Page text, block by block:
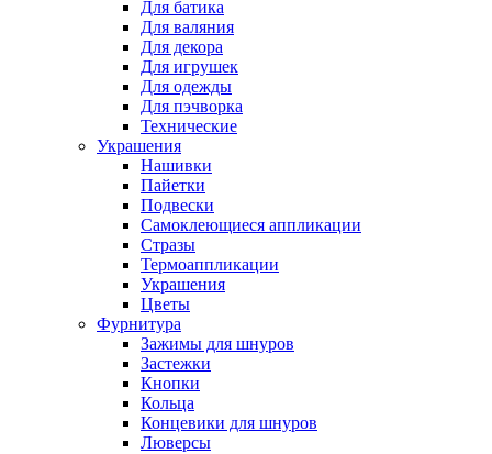
Для батика
Для валяния
Для декора
Для игрушек
Для одежды
Для пэчворка
Технические
Украшения
Нашивки
Пайетки
Подвески
Самоклеющиеся аппликации
Стразы
Термоаппликации
Украшения
Цветы
Фурнитура
Зажимы для шнуров
Застежки
Кнопки
Кольца
Концевики для шнуров
Люверсы